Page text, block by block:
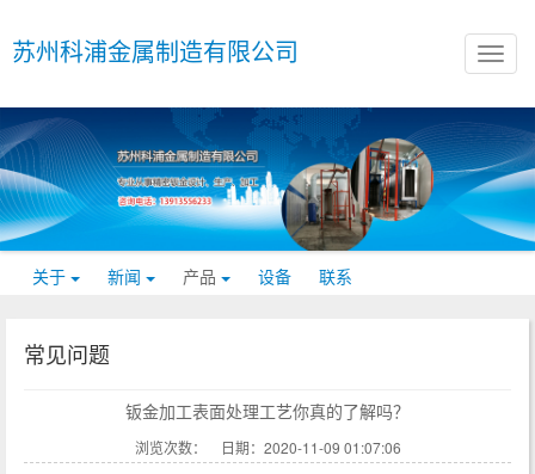
苏州科浦金属制造有限公司
关于 新闻 产品 设备 联系
常见问题
钣金加工表面处理工艺你真的了解吗？
浏览次数： 日期：2020-11-09 01:07:06